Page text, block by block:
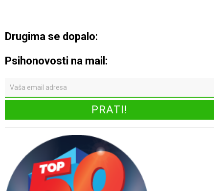
Drugima se dopalo:
Psihonovosti na mail: